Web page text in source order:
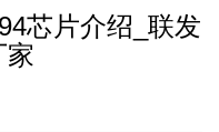
芯片介绍_联发
家